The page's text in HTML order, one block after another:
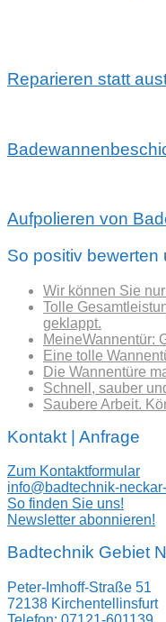
Reparieren statt
Aufpolieren von
So positiv bewerten
Wir können Sie
Tolle
geklappt.
MeineWannentür:
Eine tolle
Die Wannentüre
Schnell, sauber
Saubere Arbeit.
Kontakt | Anfrage
Zum Kontaktformular
info@badtechnik-
So finden Sie uns!
Newsletter abonnieren!
Badtechnik Gebiet
Peter-Imhoff-Straße 51
72138 Kirchentellinsfurt